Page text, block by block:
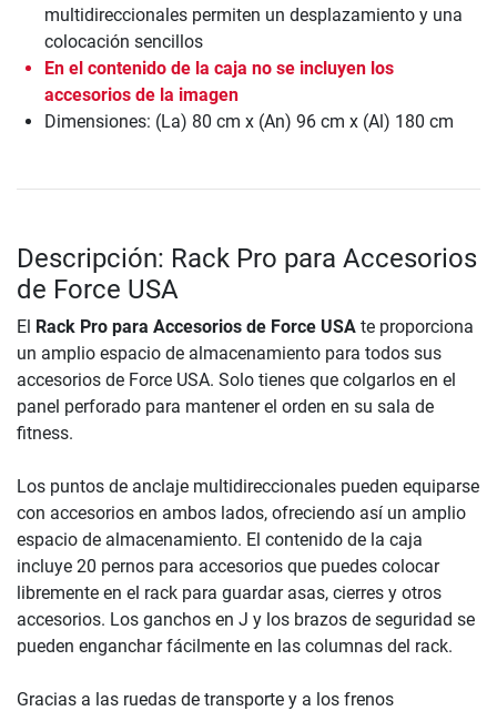
multidireccionales permiten un desplazamiento y una
colocación sencillos
En el contenido de la caja no se incluyen los
accesorios de la imagen
Dimensiones: (La) 80 cm x (An) 96 cm x (Al) 180 cm
Descripción: Rack Pro para Accesorios
de Force USA
El Rack Pro para Accesorios de Force USA te proporciona
un amplio espacio de almacenamiento para todos sus
accesorios de Force USA. Solo tienes que colgarlos en el
panel perforado para mantener el orden en su sala de
fitness.
Los puntos de anclaje multidireccionales pueden equiparse
con accesorios en ambos lados, ofreciendo así un amplio
espacio de almacenamiento. El contenido de la caja
incluye 20 pernos para accesorios que puedes colocar
libremente en el rack para guardar asas, cierres y otros
accesorios. Los ganchos en J y los brazos de seguridad se
pueden enganchar fácilmente en las columnas del rack.
Gracias a las ruedas de transporte y a los frenos